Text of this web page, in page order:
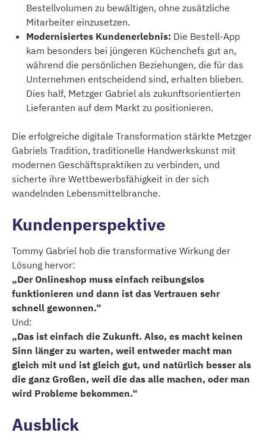
Bestellvolumen zu bewältigen, ohne zusätzliche
Mitarbeiter einzusetzen.
Modernisiertes Kundenerlebnis: Die Bestell-App
kam besonders bei jüngeren Küchenchefs gut an,
während die persönlichen Beziehungen, die für das
Unternehmen entscheidend sind, erhalten blieben.
Dies half, Metzger Gabriel als zukunftsorientierten
Lieferanten auf dem Markt zu positionieren.
Die erfolgreiche digitale Transformation stärkte Metzger
Gabriels Tradition, traditionelle Handwerkskunst mit
modernen Geschäftspraktiken zu verbinden, und
sicherte ihre Wettbewerbsfähigkeit in der sich
wandelnden Lebensmittelbranche.
Kundenperspektive
Tommy Gabriel hob die transformative Wirkung der
Lösung hervor:
„Der Onlineshop muss einfach reibungslos
funktionieren und dann ist das Vertrauen sehr
schnell gewonnen.“
Und:
„Das ist einfach die Zukunft. Also, es macht keinen
Sinn länger zu warten, weil entweder macht man
gleich mit und ist gleich gut, und natürlich besser als
die ganz Großen, weil die das alle machen, oder man
wird Probleme bekommen.“
Ausblick